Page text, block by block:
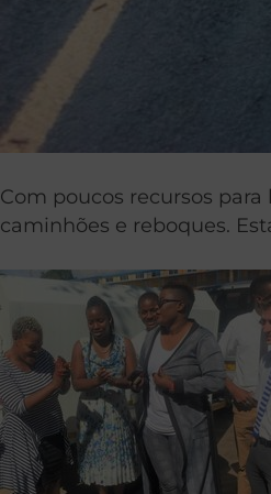
Com poucos recursos
caminhões e reboques.